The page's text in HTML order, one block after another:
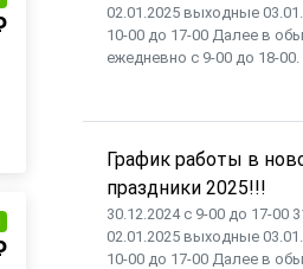
02.01.2025 выходные
10-00 до 17-00 Далее в
ежедневно с 9-00 до 18-00.
График работы в
праздники 2025!!!
30.12.2024 с 9-00 до 17-00
02.01.2025 выходные
10-00 до 17-00 Далее в